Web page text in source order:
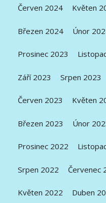
Červen 2024 Květen
Březen 2024 Únor
Prosinec 2023
Září 2023 Srpen 2023
Červen 2023 Květen
Březen 2023 Únor
Prosinec 2022
Srpen 2022 Červenec
Květen 2022 Duben